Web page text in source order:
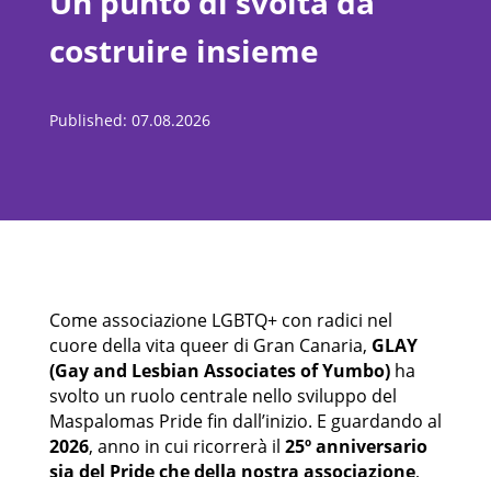
costruire insieme
Published: 07.08.2026
Come associazione LGBTQ+ con radici nel
cuore della vita queer di Gran Canaria, GLAY
(Gay and Lesbian Associates of Yumbo)ha
svolto un ruolo centrale nello sviluppo del
Maspalomas Pride fin dall’inizio. E guardando al
2026, anno in cui ricorrerà il 25º anniversario
sia del Pride che della nostra associazione,